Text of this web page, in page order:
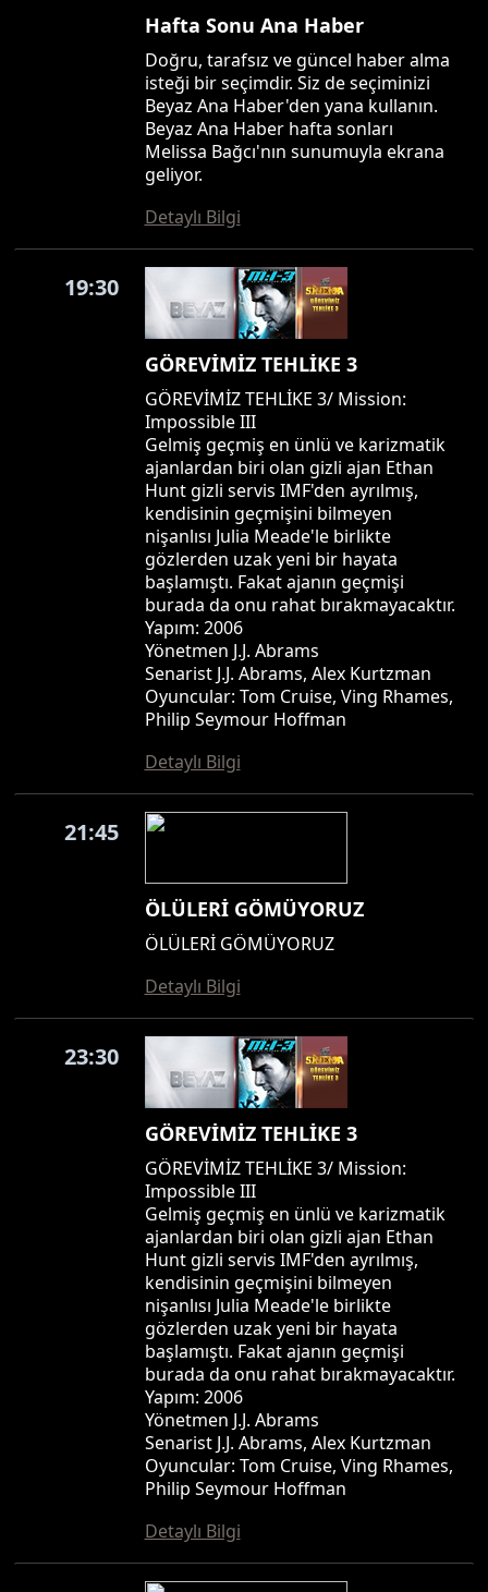
Hafta Sonu Ana Haber
Doğru, tarafsız ve güncel haber alma
isteği bir seçimdir. Siz de seçiminizi
Beyaz Ana Haber'den yana kullanın.
Beyaz Ana Haber hafta sonları
Melissa Bağcı'nın sunumuyla ekrana
geliyor.
Detaylı Bilgi
19:30
GÖREVİMİZ TEHLİKE 3
GÖREVİMİZ TEHLİKE 3/ Mission:
Impossible III
Gelmiş geçmiş en ünlü ve karizmatik
ajanlardan biri olan gizli ajan Ethan
Hunt gizli servis IMF'den ayrılmış,
kendisinin geçmişini bilmeyen
nişanlısı Julia Meade'le birlikte
gözlerden uzak yeni bir hayata
başlamıştı. Fakat ajanın geçmişi
burada da onu rahat bırakmayacaktır.
Yapım: 2006
Yönetmen J.J. Abrams
Senarist J.J. Abrams, Alex Kurtzman
Oyuncular: Tom Cruise, Ving Rhames,
Philip Seymour Hoffman
Detaylı Bilgi
21:45
ÖLÜLERİ GÖMÜYORUZ
ÖLÜLERİ GÖMÜYORUZ
Detaylı Bilgi
23:30
GÖREVİMİZ TEHLİKE 3
GÖREVİMİZ TEHLİKE 3/ Mission:
Impossible III
Gelmiş geçmiş en ünlü ve karizmatik
ajanlardan biri olan gizli ajan Ethan
Hunt gizli servis IMF'den ayrılmış,
kendisinin geçmişini bilmeyen
nişanlısı Julia Meade'le birlikte
gözlerden uzak yeni bir hayata
başlamıştı. Fakat ajanın geçmişi
burada da onu rahat bırakmayacaktır.
Yapım: 2006
Yönetmen J.J. Abrams
Senarist J.J. Abrams, Alex Kurtzman
Oyuncular: Tom Cruise, Ving Rhames,
Philip Seymour Hoffman
Detaylı Bilgi